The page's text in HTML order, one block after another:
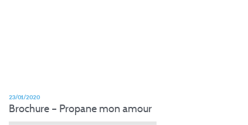
23/01/2020
Brochure – Propane mon amour